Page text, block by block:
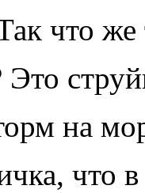
что же
Это
на
что